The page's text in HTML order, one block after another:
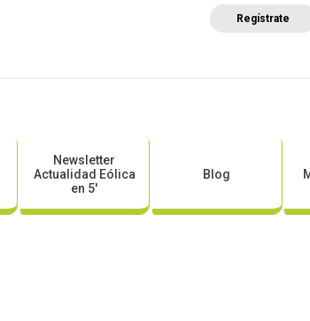
Regístrate
Newsletter
Actualidad Eólica
en 5′
Blog